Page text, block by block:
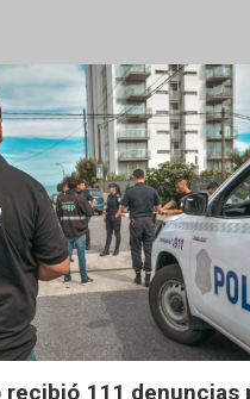
recibió 111 denuncias